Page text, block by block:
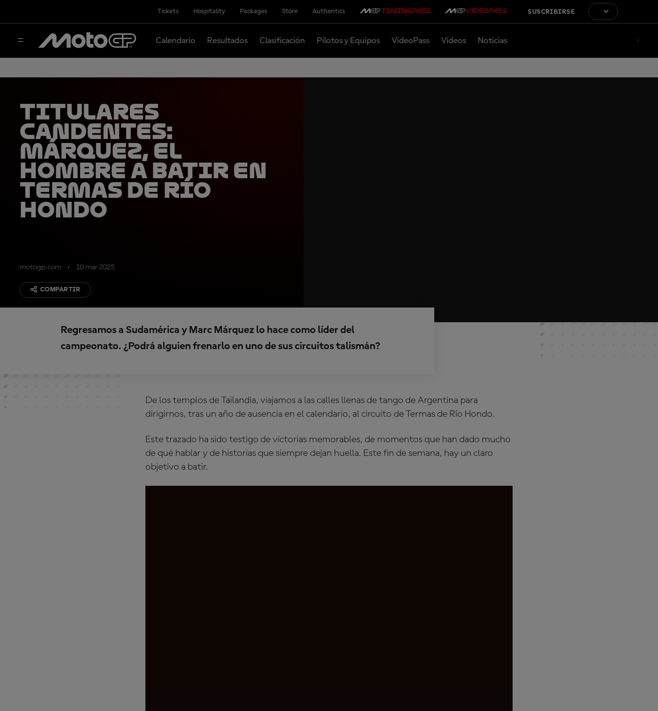
Tickets Hospitality Packages Store Authentics SUSCRIBIRSE
Calendario Resultados Clasificación Pilotos y Equipos VideoPass Vídeos Noticias
TITULARES
CANDENTES:
Márquez, el
hombre a batir en
Termas de Río
Hondo
motogp.com 10 mar 2025
COMPARTIR
Regresamos a Sudamérica y Marc Márquez lo hace como líder del
campeonato. ¿Podrá alguien frenarlo en uno de sus circuitos talismán?
De los templos de Tailandia, viajamos a las calles llenas de tango de Argentina para
dirigirnos, tras un año de ausencia en el calendario, al circuito de Termas de Río Hondo.
Este trazado ha sido testigo de victorias memorables, de momentos que han dado mucho
de qué hablar y de historias que siempre dejan huella. Este fin de semana, hay un claro
objetivo a batir.